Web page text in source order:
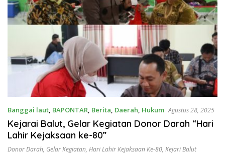
Banggai laut, BAPONTAR, Berita, Daerah, Hukum Agustus 28, 2025
Kejarai Balut, Gelar Kegiatan Donor Darah “Hari
Lahir Kejaksaan ke-80”
Donor Darah, Gelar Kegiatan, Hari Lahir Kejaksaan Ke-80, Kejari Balut